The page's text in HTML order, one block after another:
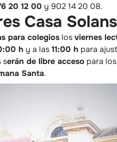
20 12 00 y 902 14 20 08.
Casa Solans
para colegios losviernes
h y a las11:00 h para
serán de libre acceso para
Santa.